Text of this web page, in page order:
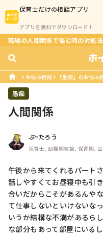
保育士だけの相談アプリ
アプリを無料でダウンロード！
職場の人間関係で悩む時の対処
お悩み相談 「愚痴」のお悩み
愚痴
人間関係
ぷ~たろう
保育士, 幼稚園教諭, 保育園,
午後から来てくれるパート
話しやすくてお昼寝中も引
合いだからこそがあるんや
て仕事しないといけないな
いうか結構な不満があるら
な部分もあって部屋にいる